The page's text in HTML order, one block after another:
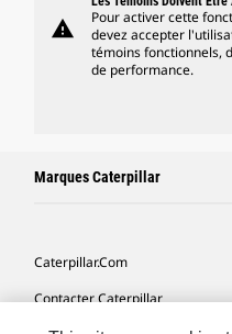
warning
Pour activer cette
devez accepter
témoins fonctionnels,
de performance.
Marques Caterpillar
Caterpillar.com
Contacter Caterpillar